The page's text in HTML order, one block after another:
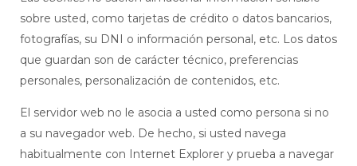
sobre usted, como tarjetas de crédito o datos bancarios,
fotografías, su DNI o información personal, etc. Los datos
que guardan son de carácter técnico, preferencias
personales, personalización de contenidos, etc.
El servidor web no le asocia a usted como persona si no
a su navegador web. De hecho, si usted navega
habitualmente con Internet Explorer y prueba a navegar